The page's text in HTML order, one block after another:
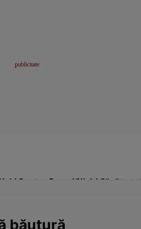
Pentru FemeiClick! Sănătate
băutură